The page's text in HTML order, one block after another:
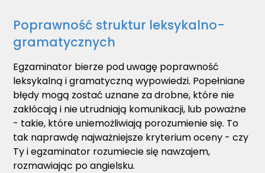
Poprawność struktur leksykalno-
gramatycznych
Egzaminator bierze pod uwagę poprawność
leksykalną i gramatyczną wypowiedzi. Popełniane
błędy mogą zostać uznane za drobne, które nie
zakłócają i nie utrudniają komunikacji, lub poważne
- takie, które uniemożliwiają porozumienie się. To
tak naprawdę najważniejsze kryterium oceny - czy
Ty i egzaminator rozumiecie się nawzajem,
rozmawiając po angielsku.